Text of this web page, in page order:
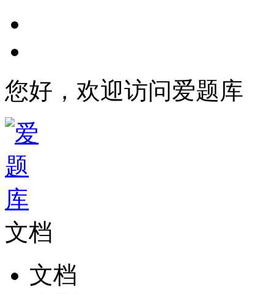
您好，欢迎访问爱题库
文档
文档